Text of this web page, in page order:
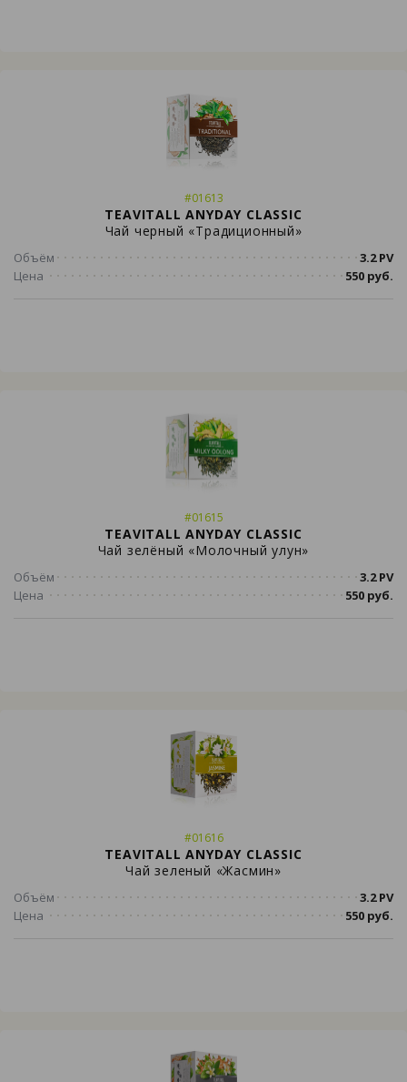
#01613
TEAVITALL ANYDAY CLASSIC
Чай черный «Традиционный»
Объём
3.2 PV
Цена
550 руб.
#01615
TEAVITALL ANYDAY CLASSIC
Чай зелёный «Молочный улун»
Объём
3.2 PV
Цена
550 руб.
#01616
TEAVITALL ANYDAY CLASSIC
Чай зеленый «Жасмин»
Объём
3.2 PV
Цена
550 руб.